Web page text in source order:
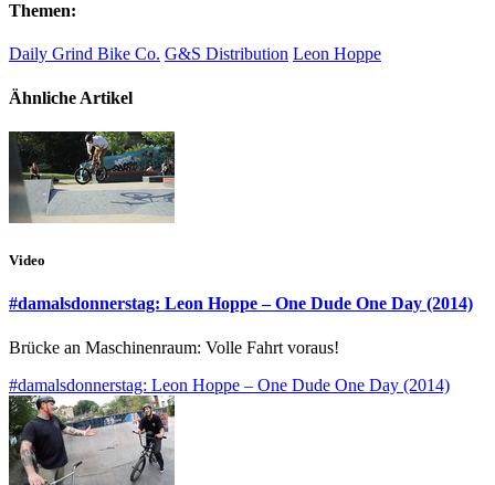
Themen:
Daily Grind Bike Co. G&S Distribution Leon Hoppe
Ähnliche Artikel
Video
#damalsdonnerstag: Leon Hoppe – One Dude One Day (2014)
Brücke an Maschinenraum: Volle Fahrt voraus!
#damalsdonnerstag: Leon Hoppe – One Dude One Day (2014)